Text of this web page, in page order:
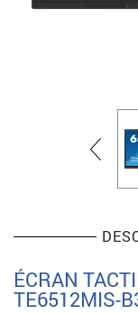
ÉCRAN
TE6512MIS-